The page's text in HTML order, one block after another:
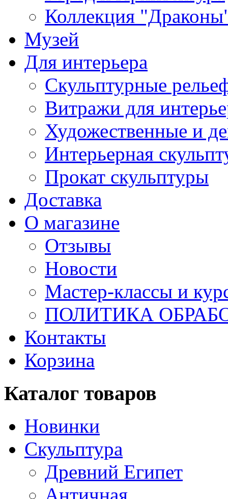
Коллекция
Музей
Для интерьера
Скульптурные
Витражи для
Художественные и
Интерьерная
Прокат скульптуры
Доставка
О магазине
Отзывы
Новости
Мастер-классы и
ПОЛИТИКА
Контакты
Корзина
Каталог товаров
Новинки
Скульптура
Древний Египет